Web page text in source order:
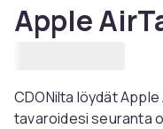
Apple
CDONilta löydät
tavaroidesi seuranta